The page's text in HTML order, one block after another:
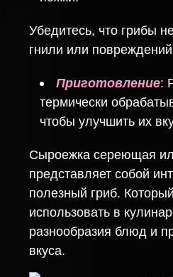
Убедитесь, что грибы
гнили или
Приготовление:
термически
чтобы улучшить их
Сыроежка сереющая
представляет собой
полезный гриб.
использовать в
разнообразия блюд и
вкуса.